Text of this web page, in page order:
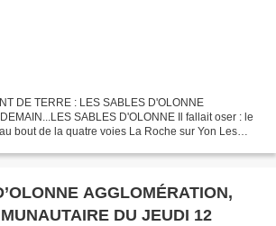
DE TERRE : LES SABLES D'OLONNE
SABLES D'OLONNE Il fallait oser : le
bout de la quatre voies La Roche sur Yon Les
AGGLOMÉRATION,
DU JEUDI 12